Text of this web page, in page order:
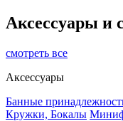
Аксессуары и
смотреть все
Аксессуары
Банные
Кружки, Бокалы